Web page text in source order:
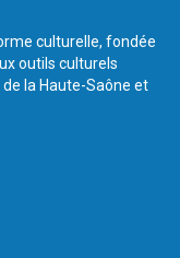
culturelle, fondée
outils culturels
la Haute-Saône et